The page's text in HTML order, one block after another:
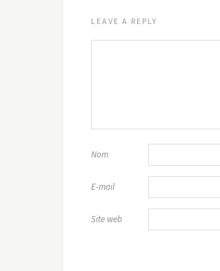
LEAVE A REPLY
Nom
E-mail
Site web